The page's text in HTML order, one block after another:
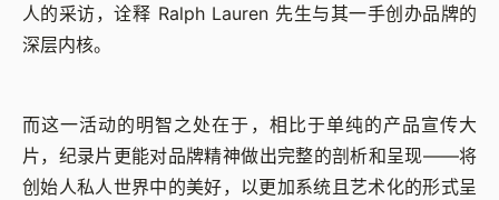
人的采访，诠释 Ralph Lauren 先生与其一手创办品牌的
深层内核。
而这一活动的明智之处在于，相比于单纯的产品宣传大
片，纪录片更能对品牌精神做出完整的剖析和呈现——将
创始人私人世界中的美好，以更加系统且艺术化的形式呈